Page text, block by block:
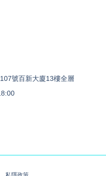
號百新大廈13樓全層